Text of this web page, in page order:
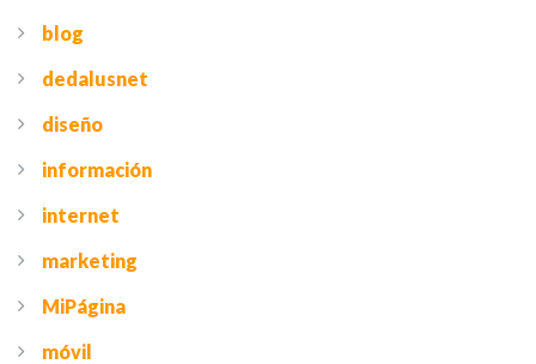
blog
dedalusnet
diseño
información
internet
marketing
MiPágina
móvil